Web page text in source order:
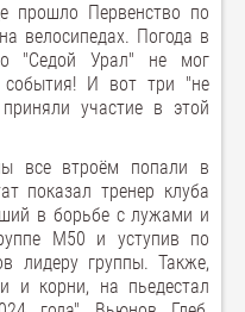
прошло Первенство по
велосипедах. Погода в
"Седой Урал" не мог
события! И вот три "не
участие в этой
все втроём попали в
показал тренер клуба
в борьбе с лужами и
М50 и уступив по
лидеру группы. Также,
и корни, на пьедестал